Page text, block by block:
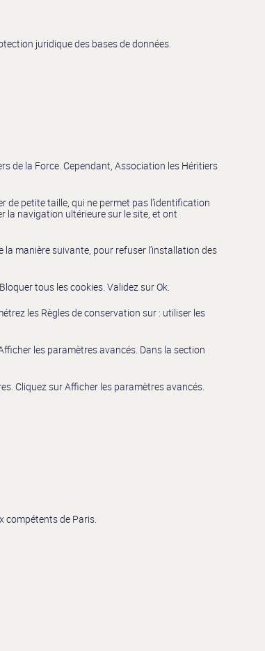
juridique des bases de données.
de la Force. Cependant, Association les Héritiers
de petite taille, qui ne permet pas l’identification
la navigation ultérieure sur le site, et ont
la manière suivante, pour refuser l’installation des
tous les cookies. Validez sur Ok.
les Règles de conservation sur : utiliser les
les paramètres avancés. Dans la section
Cliquez sur Afficher les paramètres avancés.
compétents de Paris.